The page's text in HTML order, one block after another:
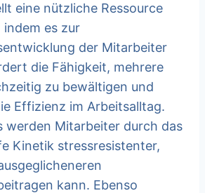
eine nützliche Ressource
es zur
der Mitarbeiter
die Fähigkeit, mehrere
zu bewältigen und
Effizienz im Arbeitsalltag.
werden Mitarbeiter durch das
Kinetik stressresistenter,
kann. Ebenso